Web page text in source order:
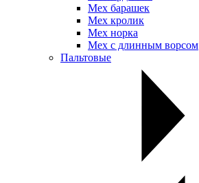
Мех барашек
Мех кролик
Мех норка
Мех с длинным ворсом
Пальтовые